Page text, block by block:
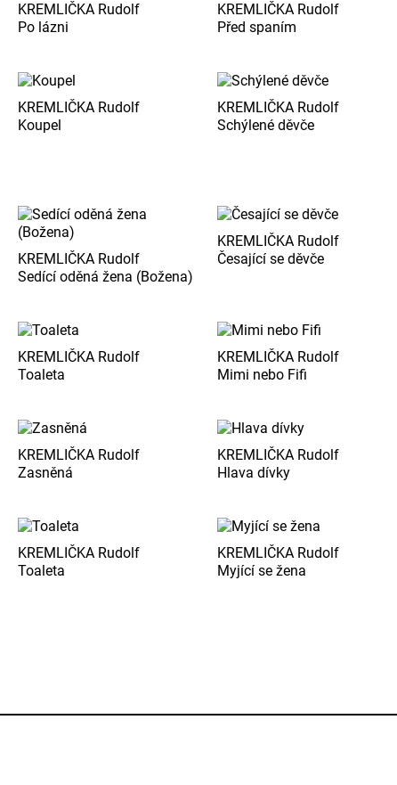
KREMLIČKA Rudolf
Po lázni
KREMLIČKA Rudolf
Před spaním
KREMLIČKA Rudolf
Koupel
KREMLIČKA Rudolf
Schýlené děvče
KREMLIČKA Rudolf
Sedící oděná žena (Božena)
KREMLIČKA Rudolf
Česající se děvče
KREMLIČKA Rudolf
Toaleta
KREMLIČKA Rudolf
Mimi nebo Fifi
KREMLIČKA Rudolf
Zasněná
KREMLIČKA Rudolf
Hlava dívky
KREMLIČKA Rudolf
Toaleta
KREMLIČKA Rudolf
Myjící se žena